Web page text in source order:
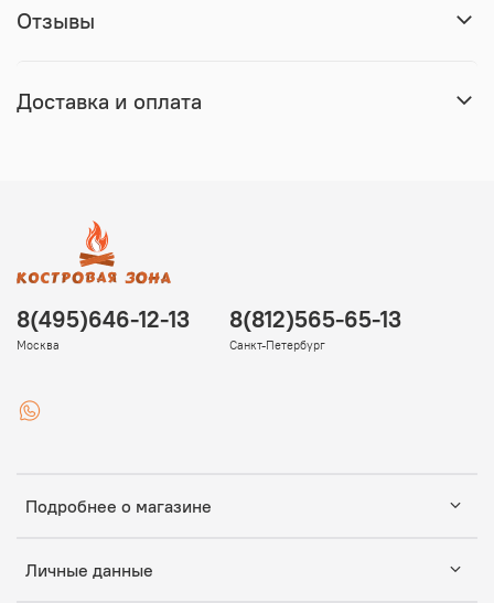
Отзывы
Доставка и оплата
Подробнее о магазине
Личные данные
8(495)646-12-13
Москва
8(812)565-65-13
Санкт-Петербург